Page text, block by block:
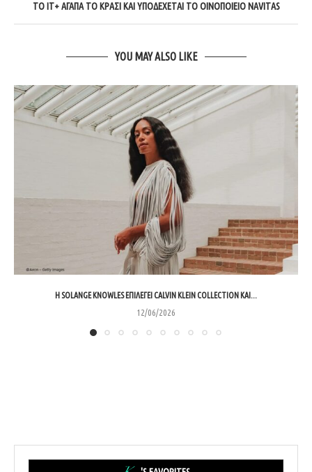
ΤΟ IT+ ΑΓΑΠΆ ΤΟ ΚΡΑΣΊ ΚΑΙ ΥΠΟΔΈΧΕΤΑΙ ΤΟ ΟΙΝΟΠΟΙΕΊΟ NAVITAS
YOU MAY ALSO LIKE
Η SOLANGE KNOWLES ΕΠΙΛΈΓΕΙ CALVIN KLEIN COLLECTION ΚΑΙ...
12/06/2026